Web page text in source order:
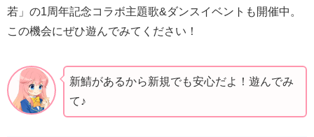
若」の1周年記念コラボ主題歌&ダンスイベントも開催中。
この機会にぜひ遊んでみてください！
新鯖があるから新規でも安心だよ！遊んでみ
て♪